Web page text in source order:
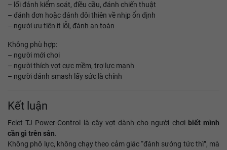
– lối đánh kiểm soát, điều cầu, đánh chiến thuật
– đánh đơn hoặc đánh đôi thiên về nhịp ổn định
– người ưu tiên ít lỗi, đánh an toàn
Không phù hợp:
– người mới chơi
– người thích vợt cực mềm, trợ lực mạnh
– người đánh smash lấy sức là chính
Kết luận
Felet TJ Power-Control là cây vợt dành cho người chơi biết mình
cần gì trên sân.
Không phô lực, không chạy theo cảm giác “đánh sướng tức thì”, mà